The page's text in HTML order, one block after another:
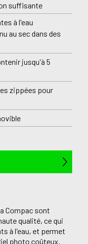
suffisante
à l'eau
au sec dans des
jusqu'à 5
zippées pour
Compac sont
qualité, ce qui
à l'eau, et permet
photo coûteux.